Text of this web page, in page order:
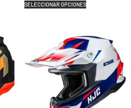
SELECCIONAR OPCIONES